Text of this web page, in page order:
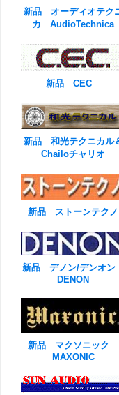
新品 オーディオテク
カ AudioTechnica
新品 CEC
新品 和光テクニカル
Chailoチャリオ
新品 ストーンテクノ
新品 デノン/デンオン
DENON
新品 マクソニック
MAXONIC